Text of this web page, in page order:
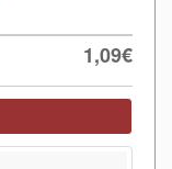
1,09€